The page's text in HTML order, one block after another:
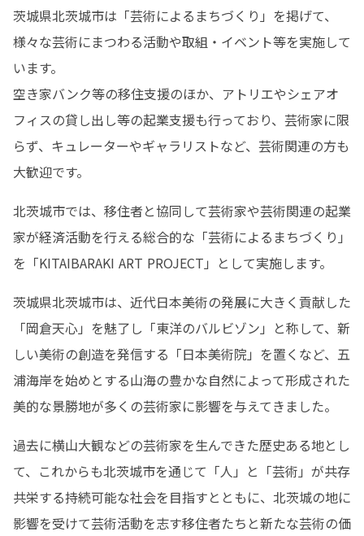
茨城県北茨城市は「芸術によるまちづくり」を掲げて、
様々な芸術にまつわる活動や取組・イベント等を実施して
います。
空き家バンク等の移住支援のほか、アトリエやシェアオ
フィスの貸し出し等の起業支援も行っており、芸術家に限
らず、キュレーターやギャラリストなど、芸術関連の方も
大歓迎です。
北茨城市では、移住者と協同して芸術家や芸術関連の起業
家が経済活動を⾏える総合的な「芸術によるまちづくり」
を「KITAIBARAKI ART PROJECT」として実施します。
茨城県北茨城市は、近代日本美術の発展に大きく貢献した
「岡倉天⼼」を魅了し「東洋のバルビゾン」と称して、新
しい美術の創造を発信する「⽇本美術院」を置くなど、五
浦海岸を始めとする⼭海の豊かな⾃然によって形成された
美的な景勝地が多くの芸術家に影響を与えてきました。
過去に横⼭⼤観などの芸術家を⽣んできた歴史ある地とし
て、これからも北茨城市を通じて「⼈」と「芸術」が共存
共栄する持続可能な社会を⽬指すとともに、北茨城の地に
影響を受けて芸術活動を志す移住者たちと新たな芸術の価